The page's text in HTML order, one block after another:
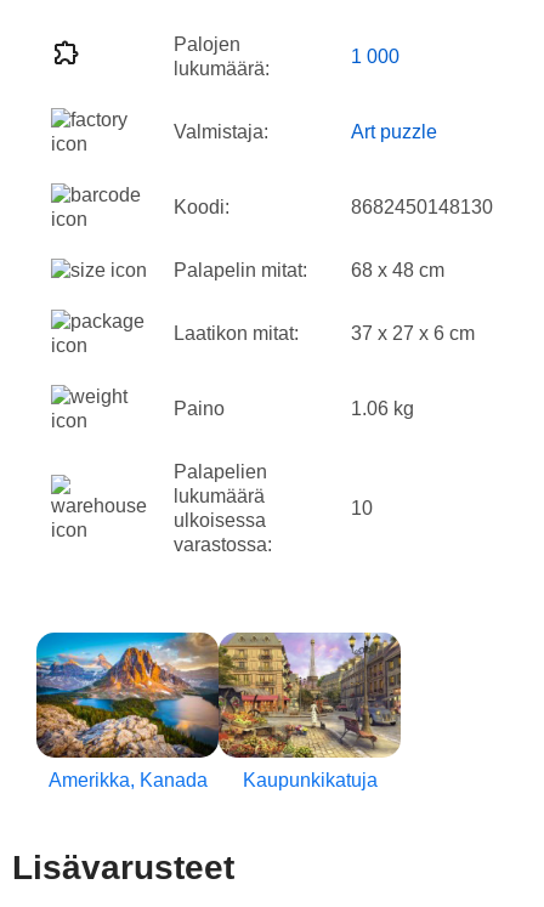
Palojen
lukumäärä:
1 000
Valmistaja: Art puzzle
Koodi: 8682450148130
Palapelin mitat: 68 x 48 cm
Laatikon mitat: 37 x 27 x 6 cm
Paino 1.06 kg
Palapelien
lukumäärä
ulkoisessa
varastossa:
10
Amerikka, Kanada Kaupunkikatuja
Lisävarusteet